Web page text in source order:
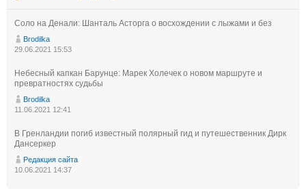
Соло на Денали: Шанталь Асторга о восхождении с лыжами и без
Brodilka
29.06.2021 15:53
Небесный капкан Барунце: Марек Холечек о новом маршруте и
превратностях судьбы
Brodilka
11.06.2021 12:41
В Гренландии погиб известный полярный гид и путешественник Дирк
Дансеркер
Редакция сайта
10.06.2021 14:37